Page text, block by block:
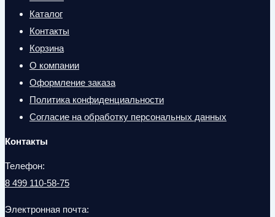
Каталог
Контакты
Корзина
О компании
Оформление заказа
Политика конфиденциальности
Согласие на обработку персональных данных
Контакты
Телефон:
8 499 110-58-75
Электронная почта: